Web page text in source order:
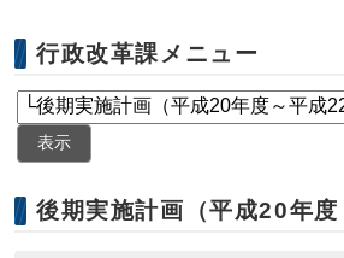
行政改革課メニュー
表示
後期実施計画（平成20年度